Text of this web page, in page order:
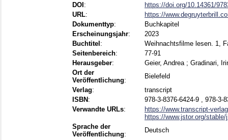
DOI :
https://doi.org/10.14361/
URL:
https://
Dokumenttyp:
Buchkapitel
Erscheinungsjahr:
2023
Buchtitel :
Weihnachtsfilme lesen. 1,
Seitenbereich:
77-91
Herausgeber: Geier, Andrea ; Gradinari,
Ort der
Veröffentlichung:
Bielefeld
Verlag:
transcript
ISBN :
978-3-8376-6424-9 , 978-3-
Verwandte URLs:
https://www.transcript-
https://www.jstor.org/
Sprache der
Veröffentlichung:
Deutsch